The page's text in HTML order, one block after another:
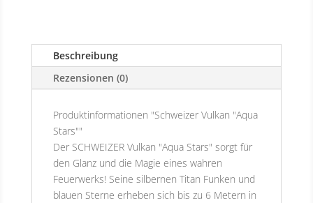
Beschreibung
Rezensionen (0)
Produktinformationen "Schweizer Vulkan "Aqua
Stars""
Der SCHWEIZER Vulkan "Aqua Stars" sorgt für
den Glanz und die Magie eines wahren
Feuerwerks! Seine silbernen Titan Funken und
blauen Sterne erheben sich bis zu 6 Metern in